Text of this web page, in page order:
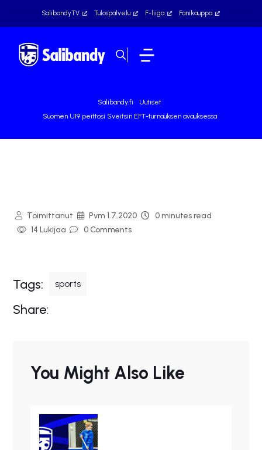
SalibandyTV Tulospalvelu F-liiga Fanikauppa
Salibandy.fi
Uutiset
Suomen U19 peittosi Sveitsin EFT-turnauksen avauksessa
Toimittanut Pvm 1.7.2020
0 minutes read
14 Lukijaa
0 Comments
Tags: sports
Share:
You Might Also Like